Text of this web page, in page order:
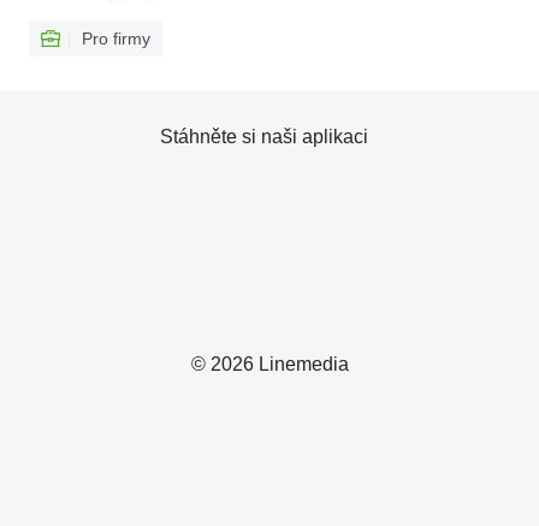
Pro firmy
© 2026 Linemedia
Stáhněte si naši aplikaci